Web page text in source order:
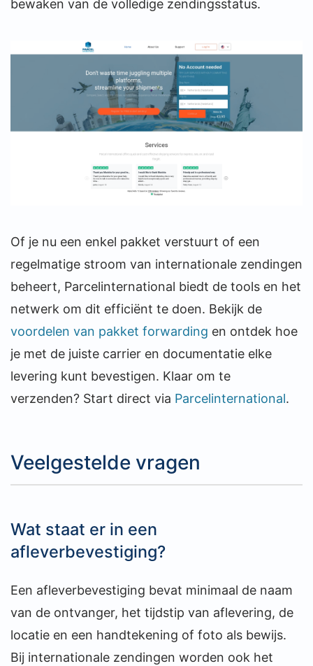
bewaken van de volledige zendingsstatus.
Of je nu een enkel pakket verstuurt of een
regelmatige stroom van internationale zendingen
beheert, Parcelinternational biedt de tools en het
netwerk om dit efficiënt te doen. Bekijk de
voordelen van pakket forwarding en ontdek hoe
je met de juiste carrier en documentatie elke
levering kunt bevestigen. Klaar om te
verzenden? Start direct via Parcelinternational.
Veelgestelde vragen
Wat staat er in een
afleverbevestiging?
Een afleverbevestiging bevat minimaal de naam
van de ontvanger, het tijdstip van aflevering, de
locatie en een handtekening of foto als bewijs.
Bij internationale zendingen worden ook het